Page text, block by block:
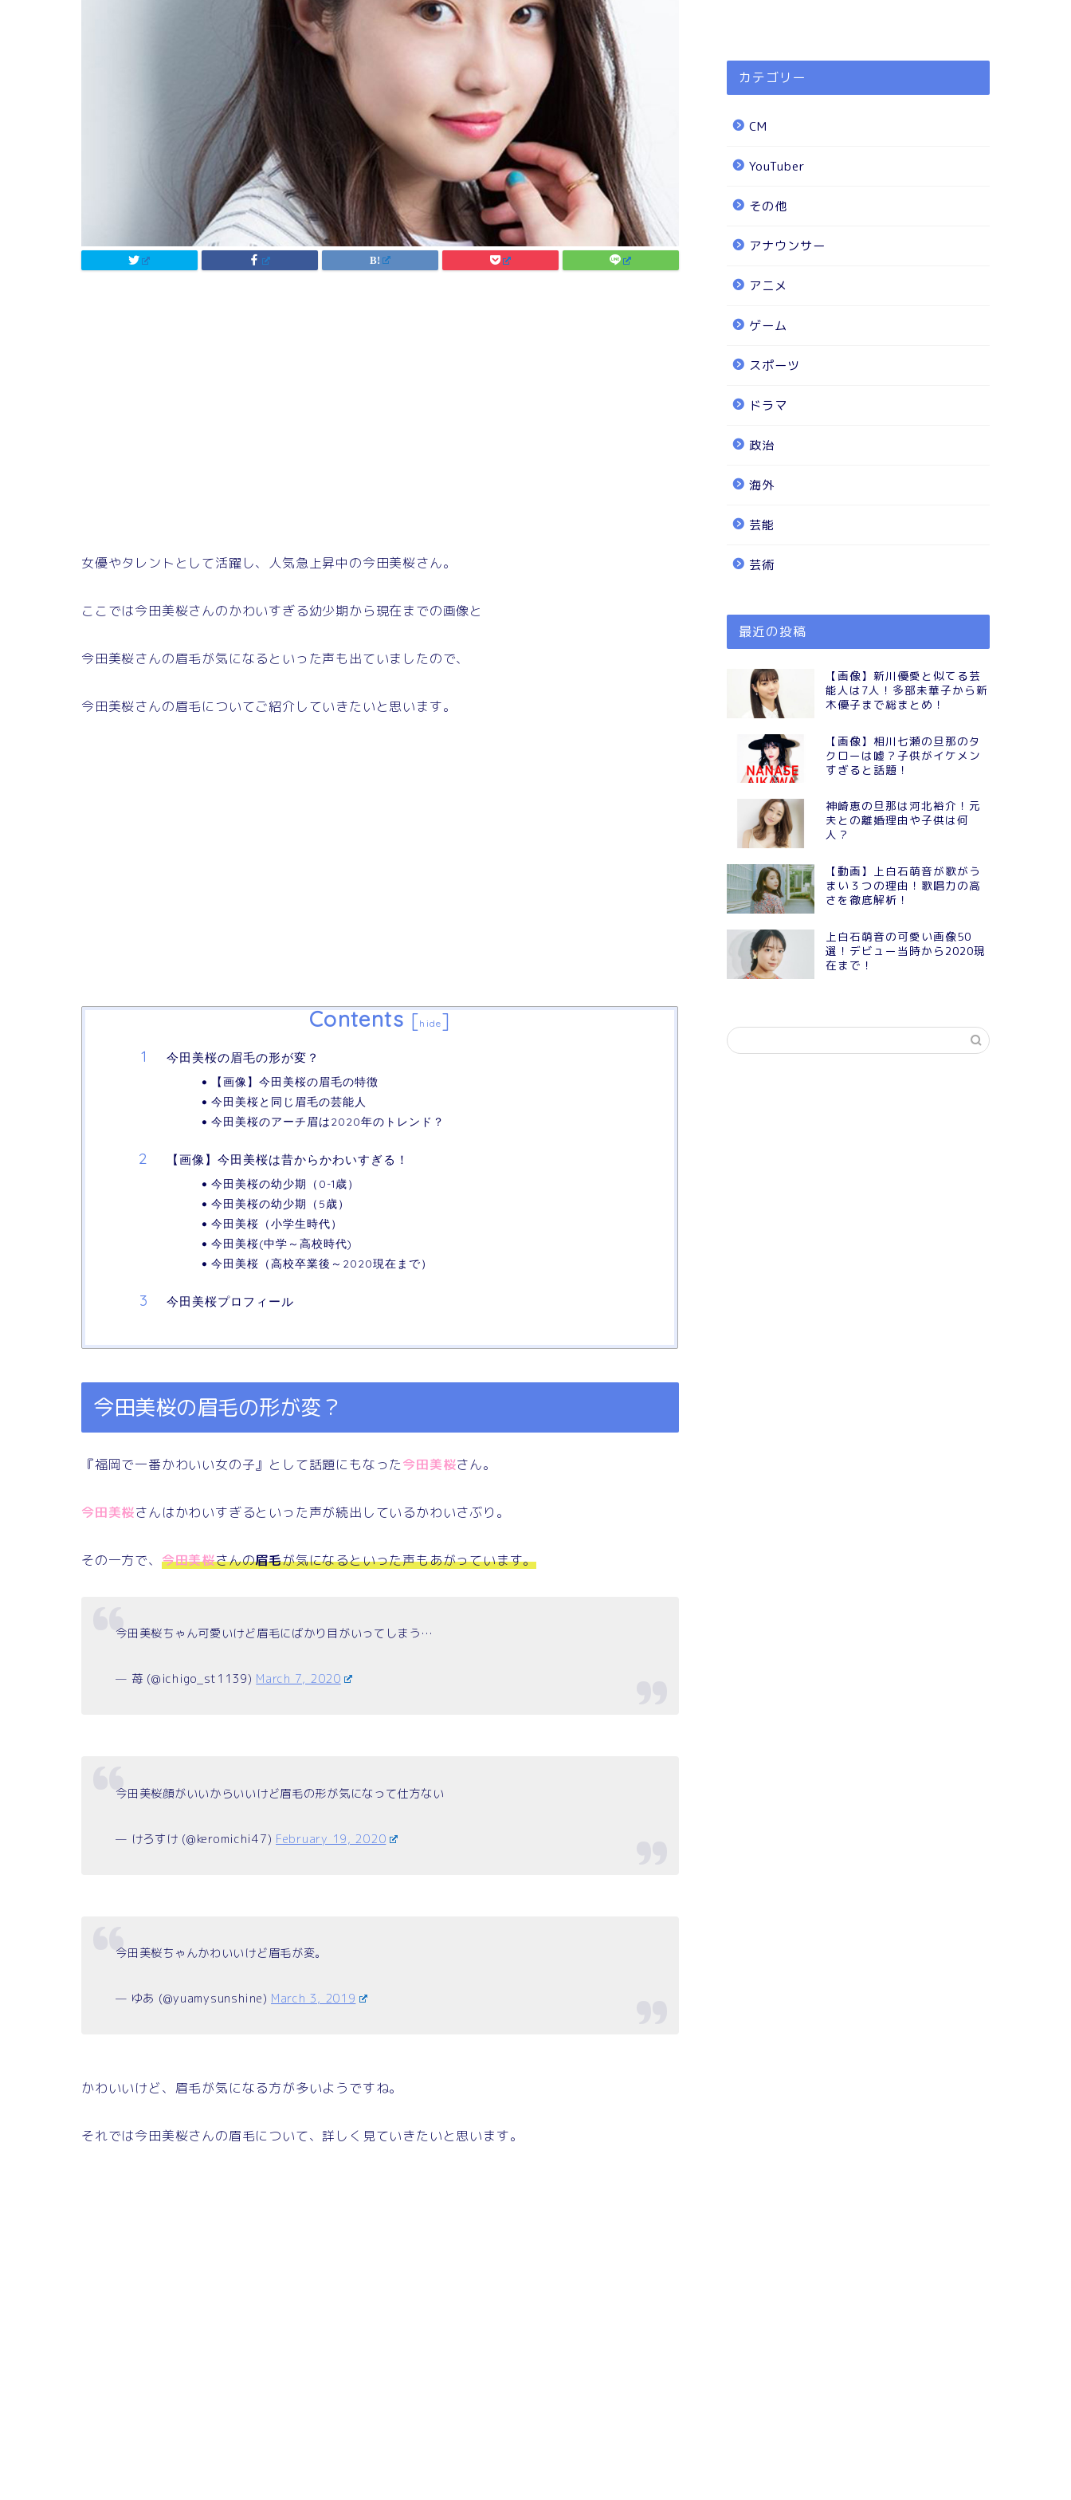
女優やタレントとして活躍し、人気急上昇中の今田美桜さん。
ここでは今田美桜さんのかわいすぎる幼少期から現在までの画像と
今田美桜さんの眉毛が気になるといった声も出ていましたので、
今田美桜さんの眉毛についてご紹介していきたいと思います。
Contents [hide]
今田美桜の眉毛の形が変？
【画像】今田美桜の眉毛の特徴
今田美桜と同じ眉毛の芸能人
今田美桜のアーチ眉は2020年のトレンド？
【画像】今田美桜は昔からかわいすぎる！
今田美桜の幼少期（0-1歳）
今田美桜の幼少期（5歳）
今田美桜（小学生時代）
今田美桜(中学～高校時代)
今田美桜（高校卒業後～2020現在まで）
今田美桜プロフィール
今田美桜の眉毛の形が変？
『福岡で一番かわいい女の子』として話題にもなった今田美桜さん。
今田美桜さんはかわいすぎるといった声が続出しているかわいさぶり。
その一方で、 今田美桜さんの眉毛が気になるといった声もあがっています。
今田美桜ちゃん可愛いけど眉毛にばかり目がいってしまう…
— 苺 (@ichigo_st1139) March 7, 2020
今田美桜顔がいいからいいけど眉毛の形が気になって仕方ない
— けろすけ (@keromichi47) February 19, 2020
今田美桜ちゃんかわいいけど眉毛が変。
— ゆあ (@yuamysunshine) March 3, 2019
かわいいけど、眉毛が気になる方が多いようですね。
それでは今田美桜さんの眉毛について、詳しく見ていきたいと思います。
カテゴリー
CM
YouTuber
その他
アナウンサー
アニメ
ゲーム
スポーツ
ドラマ
政治
海外
芸能
芸術
最近の投稿
【画像】新川優愛と似てる芸
能人は7人！多部未華子から新
木優子まで総まとめ！
【画像】相川七瀬の旦那のタ
クローは嘘？子供がイケメン
すぎると話題！
神崎恵の旦那は河北裕介！元
夫との離婚理由や子供は何
人？
【動画】上白石萌音が歌がう
まい３つの理由！歌唱力の高
さを徹底解析！
上白石萌音の可愛い画像50
選！デビュー当時から2020現
在まで！